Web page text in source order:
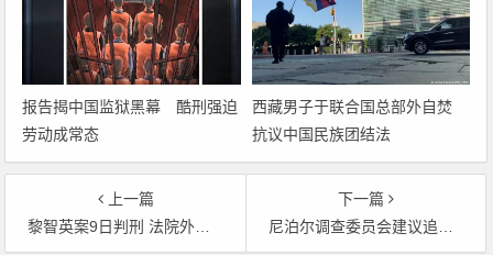
报告揭中国监狱黑幕 酷刑强迫
劳动成常态
西藏男子于联合国总部外自焚
抗议中国民族团结法
上一篇
黎智英案9日判刑 法院外已現輪候旁聽人龍
下一篇
尼泊尔调查委员会建议追究前总理镇压民间抗议的刑事责任